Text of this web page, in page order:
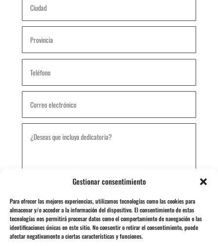
Gestionar consentimiento
Para ofrecer las mejores experiencias, utilizamos tecnologías como las cookies para
almacenar y/o acceder a la información del dispositivo. El consentimiento de estas
tecnologías nos permitirá procesar datos como el comportamiento de navegación o las
identificaciones únicas en este sitio. No consentir o retirar el consentimiento, puede
afectar negativamente a ciertas características y funciones.
¿Desea factura?
Si
No